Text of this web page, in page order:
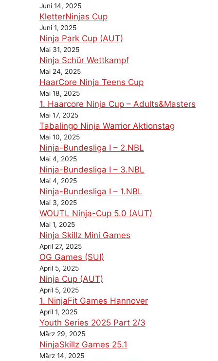
Juni 14, 2025
KletterNinjas Cup
Juni 1, 2025
Ninja Park Cup (AUT)
Mai 31, 2025
Ninja Schür Wettkampf
Mai 24, 2025
HaarCore Ninja Teens Cup
Mai 18, 2025
1. Haarcore Ninja Cup – Adults&Masters
Mai 17, 2025
Tabalingo Ninja Warrior Aktionstag
Mai 10, 2025
Ninja-Bundesliga I – 2.NBL
Mai 4, 2025
Ninja-Bundesliga I – 3.NBL
Mai 4, 2025
Ninja-Bundesliga I – 1.NBL
Mai 3, 2025
WOUTL Ninja-Cup 5.0 (AUT)
Mai 1, 2025
Ninja Skillz Mini Games
April 27, 2025
OG Games (SUI)
April 5, 2025
Ninja Cup (AUT)
April 5, 2025
1. NinjaFit Games Hannover
April 1, 2025
Youth Series 2025 Part 2/3
März 29, 2025
NinjaSkillz Games 25.1
März 14, 2025